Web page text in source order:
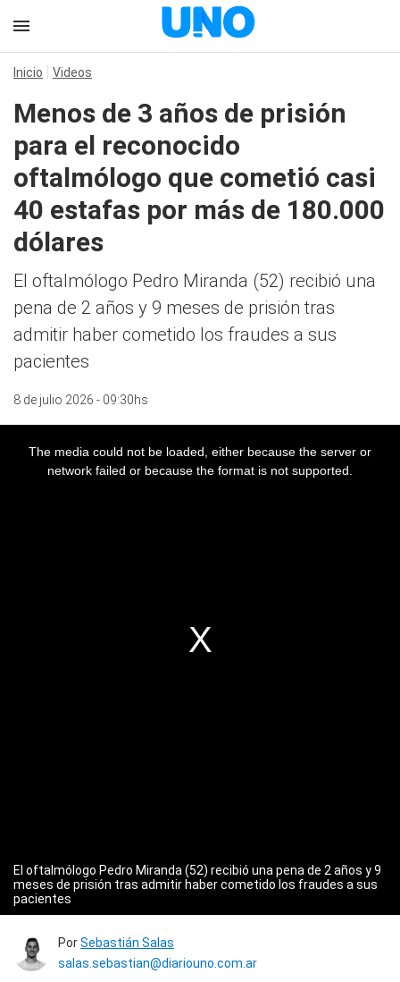
Inicio Videos
Menos de 3 años de prisión
para el reconocido
oftalmólogo que cometió casi
40 estafas por más de 180.000
dólares
El oftalmólogo Pedro Miranda (52) recibió una
pena de 2 años y 9 meses de prisión tras
admitir haber cometido los fraudes a sus
pacientes
8 de julio 2026 - 09:30hs
The media could not be loaded, either because the server or
network failed or because the format is not supported.
El oftalmólogo Pedro Miranda (52) recibió una pena de 2 años y 9
meses de prisión tras admitir haber cometido los fraudes a sus
pacientes
PorSebastián Salas
salas.sebastian@diariouno.com.ar